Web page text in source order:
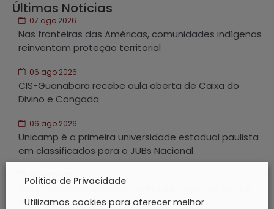
Últimas Notícias
07 ago 2026
Nas fronteiras das Américas, comunidades indígenas
reinventam proteção territorial
06 ago 2026
CIS-Guanabara recebe aula aberta de Caixa do
Divino e Congada
06 ago 2026
Unicamp é a primeira universidade estadual paulista
em classificados para o JUBs Nacional
05 ago 2026
GAIA inaugura exposição “Linha de fuga”, de Sérgio
Augusto Porto
Politica de Privacidade
Utilizamos cookies para oferecer melhor